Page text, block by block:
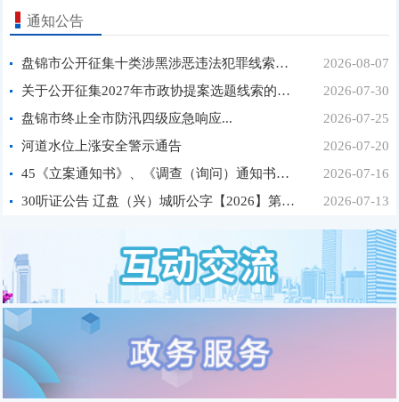
通知公告
盘锦市公开征集十类涉黑涉恶违法犯罪线索的通告...
2026-08-07
关于公开征集2027年市政协提案选题线索的公告...
2026-07-30
盘锦市终止全市防汛四级应急响应...
2026-07-25
河道水位上涨安全警示通告
2026-07-20
45《立案通知书》、《调查（询问）通知书》公告...
2026-07-16
30听证公告 辽盘（兴）城听公字【2026】第30号...
2026-07-13